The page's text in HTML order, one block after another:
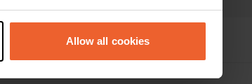
within several meters
in the
Allow all cookies